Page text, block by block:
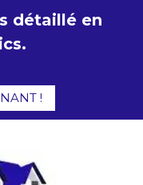
détaillé en
!